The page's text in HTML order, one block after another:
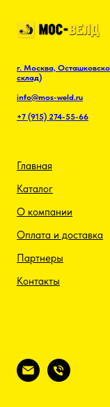
г. Москва,
склад)
info@mos-weld.ru
+7 (915) 274-55-66
Главная
Каталог
О компании
Оплата и доставка
Партнеры
Контакты